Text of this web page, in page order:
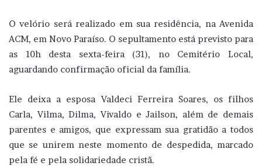
O velório será realizado em sua residência, na Avenida
ACM, em Novo Paraíso. O sepultamento está previsto para
as 10h desta sexta-feira (31), no Cemitério Local,
aguardando confirmação oficial da família.
Ele deixa a esposa Valdeci Ferreira Soares, os filhos
Carla, Vilma, Dilma, Vivaldo e Jailson, além de demais
parentes e amigos, que expressam sua gratidão a todos
que se unirem neste momento de despedida, marcado
pela fé e pela solidariedade cristã.